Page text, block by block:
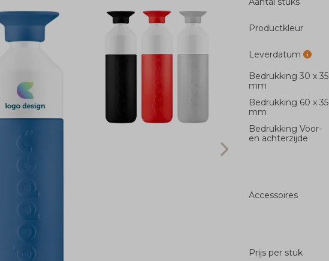
Productkleur
Leverdatum
Bedrukking 30 x 35
mm
Bedrukking 60 x 35
mm
Bedrukking Voor-
en achterzijde
Accessoires
Prijs per stuk